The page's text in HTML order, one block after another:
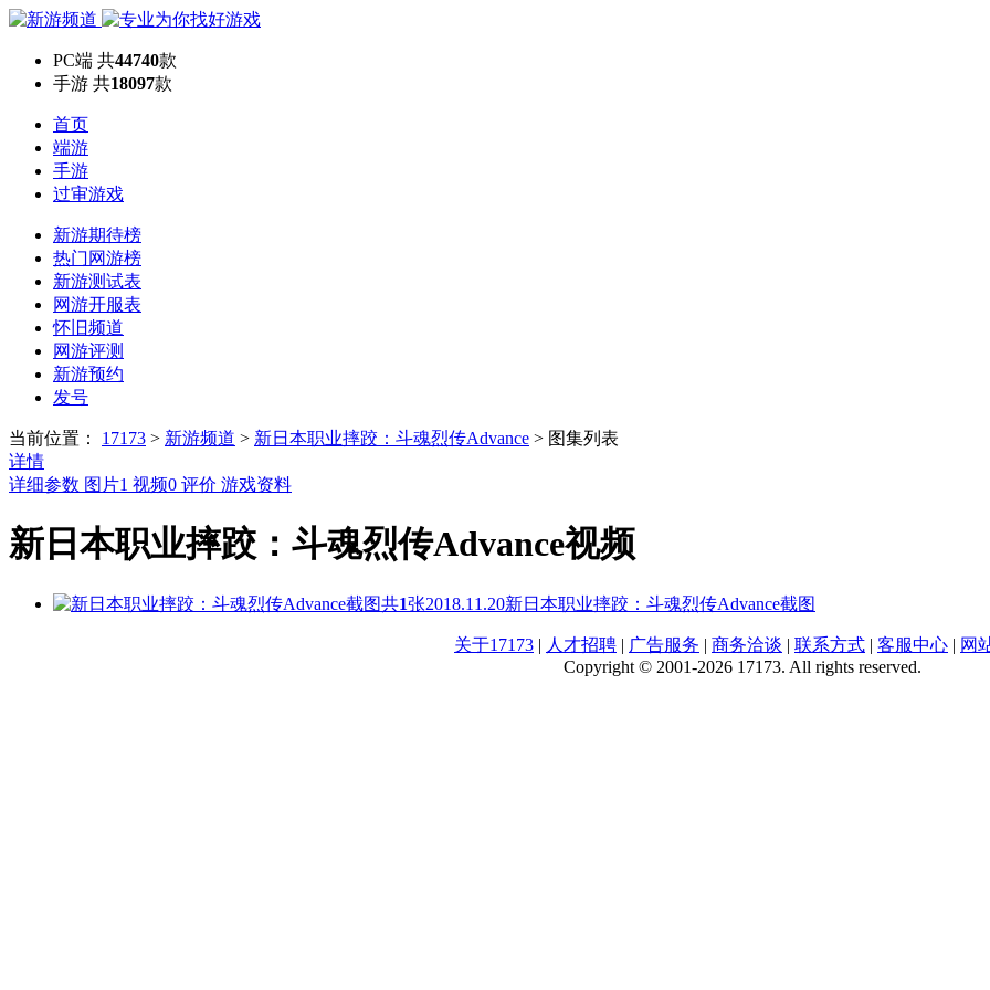
PC端 共44740款
手游 共18097款
首页
端游
手游
过审游戏
新游期待榜
热门网游榜
新游测试表
网游开服表
怀旧频道
网游评测
新游预约
发号
当前位置： 17173 > 新游频道 > 新日本职业摔跤：斗魂烈传Advance > 图集列表
详情
详细参数 图片1 视频0 评价 游戏资料
新日本职业摔跤：斗魂烈传Advance视频
共1张2018.11.20新日本职业摔跤：斗魂烈传Advance截图
关于17173 | 人才招聘 | 广告服务 | 商务洽谈 | 联系方式 | 客服中心 | 网
Copyright © 2001-2026 17173. All rights reserved.